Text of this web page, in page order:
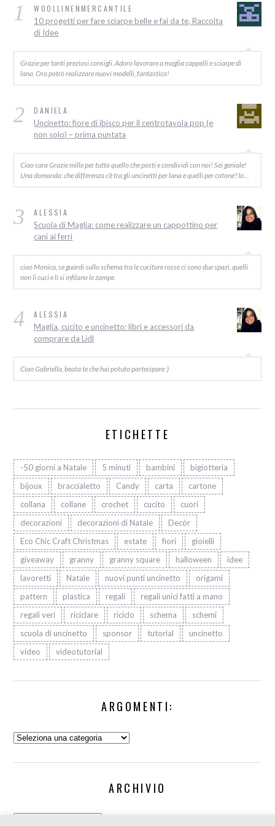
1 WOOLLINENMERCANTILE
10 progetti per fare sciarpe belle e fai da te, Raccolta
di Idee
Grazie per tanti preziosi consigli. Adoro lavorare a maglia cappelli e sciarpe di
lana. Ora potrò realizzare nuovi modelli, fantastico!
2 DANIELA
Uncinetto: fiore di ibisco per il centrotavola pop (e
non solo) – prima puntata
Ciao cara Grazie mille per tutto quello che posti e condividi con noi! Sei geniale!
Una domanda: che differenza c’è tra gli uncinetti per lana e quelli per cotone? Io…
3 ALESSIA
Scuola di Maglia: come realizzare un cappottino per
cani ai ferri
ciao Monica, se guardi sullo schema tra le cuciture rosse ci sono due spazi, quelli
non li cuci e lì si infilano le zampe.
4 ALESSIA
Maglia, cucito e uncinetto: libri e accessori da
comprare da Lidl
Ciao Gabriella, beata te che hai potuto partecipare :)
ETICHETTE
-50 giorni a Natale 5 minuti bambini
bigiotteria
bijoux
braccialetto Candy carta
cartone
collana
collane crochet cucito
cuori
decorazioni
decorazioni di Natale
Decòr
Eco Chic Craft Christmas
estate fiori
gioielli
giveaway
granny granny square halloween
idee
lavoretti
Natale nuovi punti uncinetto
origami
pattern
plastica regali
regali unici fatti a mano
regali veri
riciclare riciclo schema
schemi
scuola di uncinetto
sponsor tutorial
uncinetto
video
videotutorial
ARGOMENTI:
Argomenti:
ARCHIVIO
Archivio